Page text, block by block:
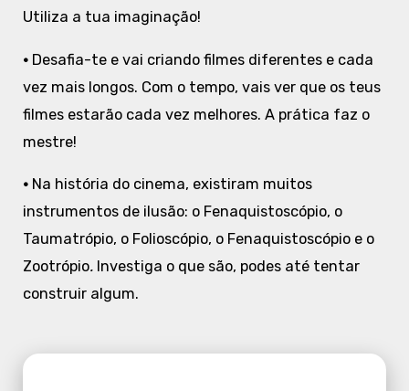
Utiliza a tua imaginação!
•Desafia-te e vai criando filmes diferentes e cada
vez mais longos. Com o tempo, vais ver que os teus
filmes estarão cada vez melhores. A prática faz o
mestre!
•Na história do cinema, existiram muitos
instrumentos de ilusão: o Fenaquistoscópio, o
Taumatrópio, o Folioscópio, o Fenaquistoscópio e o
Zootrópio.Investiga o que são, podes até tentar
construir algum.